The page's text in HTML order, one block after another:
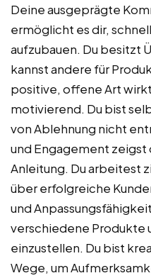
Deine ausgeprägte
ermöglicht es dir,
aufzubauen. Du besitzt
kannst andere für
positive, offene Art
motivierend. Du bist
von Ablehnung nicht
und Engagement zeigst
Anleitung. Du arbeitest
über erfolgreiche
und
verschiedene Produkte
einzustellen. Du bist
Wege, um